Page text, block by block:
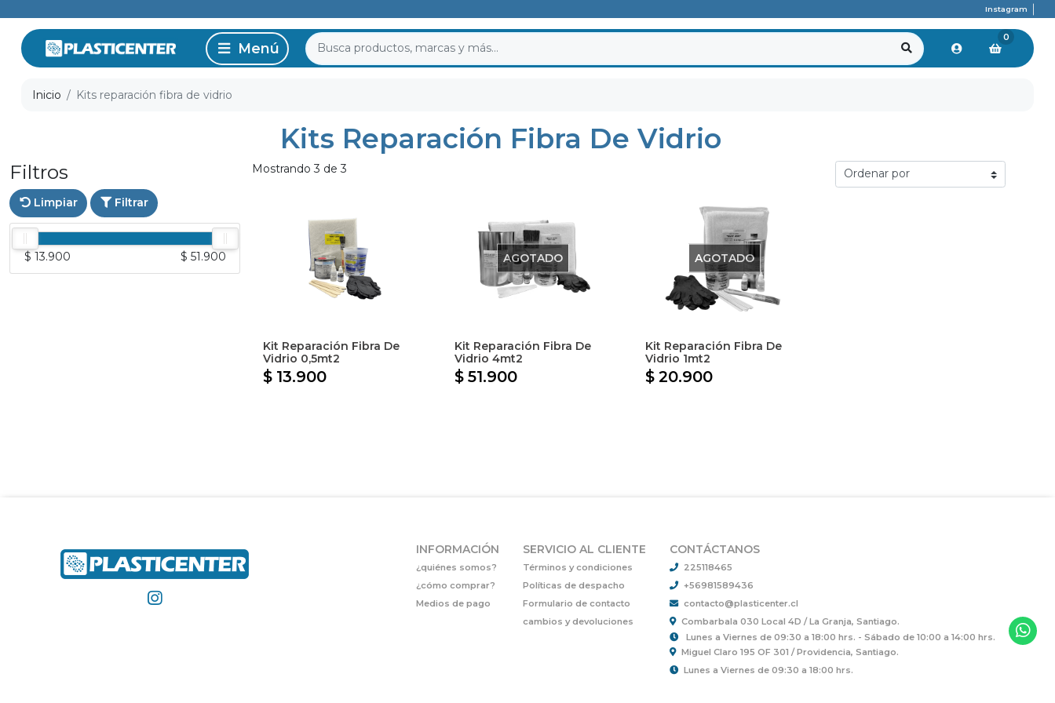
Instagram
0
Inicio Kits reparación fibra de vidrio
Kits Reparación Fibra De Vidrio
Filtros
Limpiar Filtrar
$ 13.900 $ 51.900
Mostrando 3 de 3
Kit Reparación Fibra De
Vidrio 0,5mt2
$ 13.900
AGOTADO
Kit Reparación Fibra De
Vidrio 4mt2
$ 51.900
AGOTADO
Kit Reparación Fibra De
Vidrio 1mt2
$ 20.900
INFORMACIÓN
¿quiénes somos?
¿cómo comprar?
Medios de pago
SERVICIO AL CLIENTE
Términos y condiciones
Políticas de despacho
Formulario de contacto
cambios y devoluciones
CONTÁCTANOS
225118465
+56981589436
contacto@plasticenter.cl
Combarbala 030 Local 4D / La Granja, Santiago.
Lunes a Viernes de 09:30 a 18:00 hrs. - Sábado de 10:00 a 14:00 hrs.
Miguel Claro 195 OF 301 / Providencia, Santiago.
Lunes a Viernes de 09:30 a 18:00 hrs.